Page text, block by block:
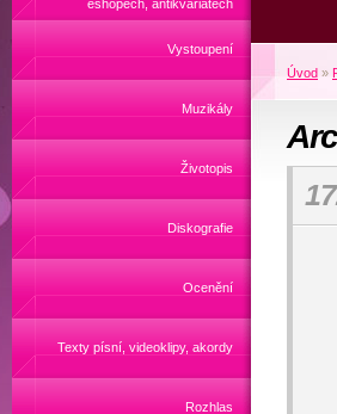
eshopech, antikvariátech
Vystoupení
Muzikály
Životopis
Diskografie
Ocenění
Texty písní, videoklipy, akordy
Rozhlas
Úvod »